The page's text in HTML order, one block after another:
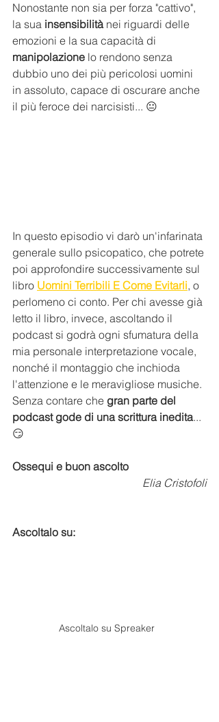
Nonostante non sia per forza "cattivo",
la sua insensibilità nei riguardi delle
emozioni e la sua capacità di
manipolazione lo rendono senza
dubbio uno dei più pericolosi uomini
in assoluto, capace di oscurare anche
il più feroce dei narcisisti... 😐
In questo episodio vi darò un'infarinata
generale sullo psicopatico, che potrete
poi approfondire successivamente sul
libro Uomini Terribili E Come Evitarli, o
perlomeno ci conto. Per chi avesse già
letto il libro, invece, ascoltando il
podcast si godrà ogni sfumatura della
mia personale interpretazione vocale,
nonché il montaggio che inchioda
l'attenzione e le meravigliose musiche.
Senza contare che gran parte del
podcast gode di una scrittura inedita...
😏
Ossequi e buon ascolto
Elia Cristofoli
Ascoltalo su:
Ascoltalo su Spreaker